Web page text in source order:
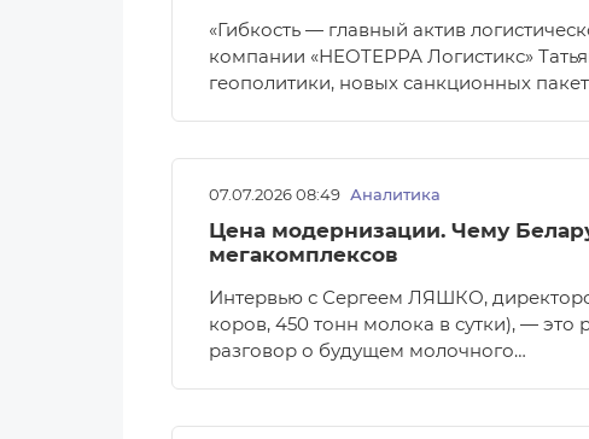
«Гибкость — главный актив
компании «НEOTEРРА Логистикс»
геополитики, новых санкционных
07.07.2026 08:49 Аналитика
Цена модернизации. Чему
мегакомплексов
Интервью с Сергеем ЛЯШКО,
коров, 450 тонн молока в сутки), —
разговор о будущем молочного…